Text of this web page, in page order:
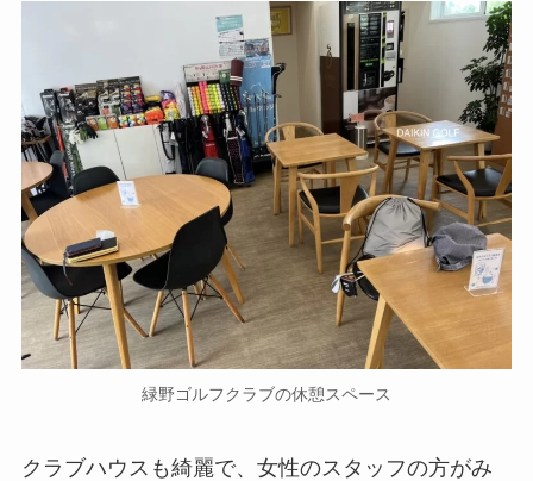
緑野ゴルフクラブの休憩スペース
クラブハウスも綺麗で、女性のスタッフの方がみ